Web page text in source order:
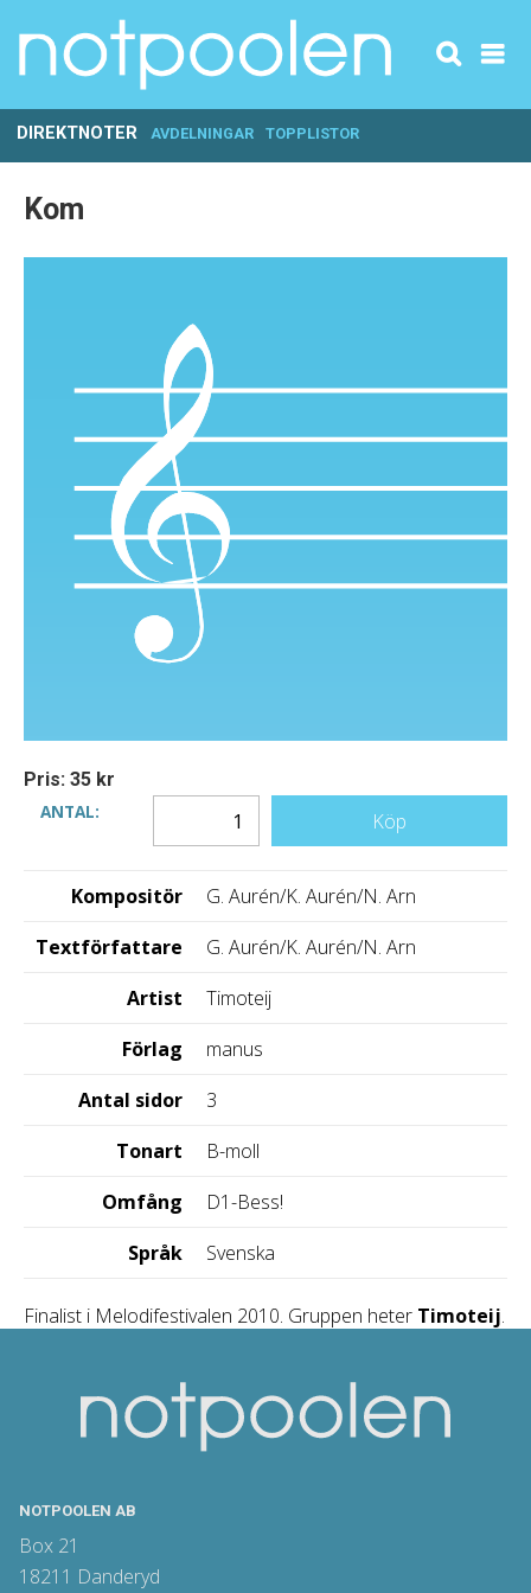
DIREKTNOTER AVDELNINGAR TOPPLISTOR
Kom
Pris: 35 kr
ANTAL:
Köp
Kompositör
G. Aurén/K. Aurén/N. Arn
Textförfattare
G. Aurén/K. Aurén/N. Arn
Artist
Timoteij
Förlag
manus
Antal sidor
3
Tonart
B-moll
Omfång
D1-Bess!
Språk
Svenska
Finalist i Melodifestivalen 2010. Gruppen heter Timoteij.
NOTPOOLEN AB
Box 21
18211 Danderyd